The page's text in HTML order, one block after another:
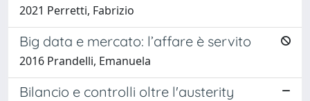
2021 Perretti, Fabrizio
Big data e mercato: l’affare è servito
2016 Prandelli, Emanuela
Bilancio e controlli oltre l'austerity